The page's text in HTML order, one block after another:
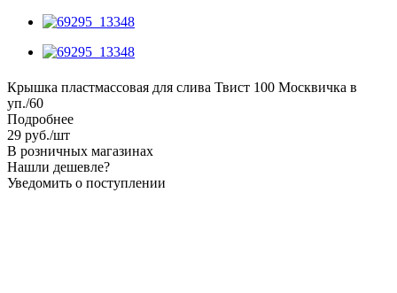
Крышка пластмассовая для слива Твист 100 Москвичка в
уп./60
Подробнее
29 руб./шт
В розничных магазинах
Нашли дешевле?
Уведомить о поступлении